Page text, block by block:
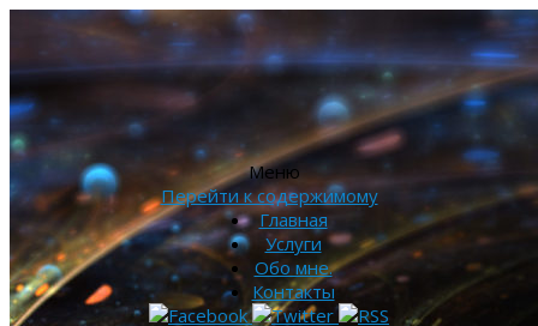
Меню
Перейти к содержимому
Главная
Услуги
Обо мне.
Контакты